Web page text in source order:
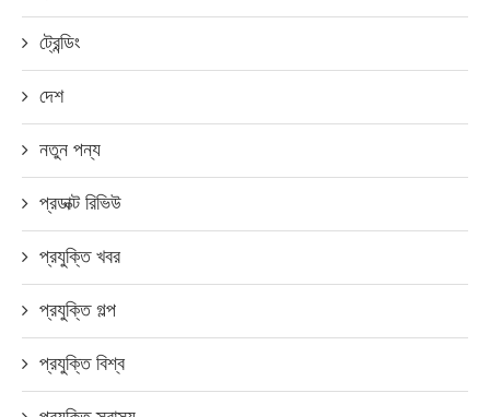
ট্রেন্ডিং
দেশ
নতুন পন্য
প্রডাক্ট রিভিউ
প্রযুক্তি খবর
প্রযুক্তি গল্প
প্রযুক্তি বিশ্ব